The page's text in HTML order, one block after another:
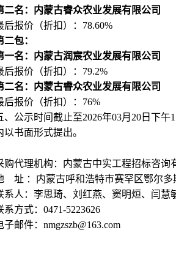
二名：内蒙古睿众农业发展有限公司
后报价（折扣）：78.60%
二包：
一名：内蒙古润宸农业发展有限公司
后报价（折扣）：79.2%
二名：内蒙古睿众农业发展有限公司
后报价（折扣）：76%
、公示时间截止至2026年03月20日下
以书面形式提出。
购代理机构：内蒙古中实工程招标咨询
址 ：内蒙古呼和浩特市赛罕区鄂尔多
系人：李思琦、刘红燕、窦明烜、闫慧
系方式：0471-5223626
子邮件：nmgzszb@163.com